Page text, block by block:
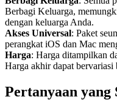
Berbagi Keluarga,
dengan keluarga Anda.
Akses Universal: Paket
perangkat iOS dan Mac
Harga: Harga ditampilkan
Harga akhir dapat
Pertanyaan